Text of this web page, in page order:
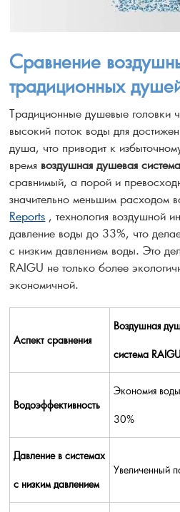
Сравнение
традиционных
Традиционные душевые головки
высокий поток воды для
душа, что приводит к
время воздушная душевая
сравнимый, а порой и
значительно меньшим расходом
Reports , технология воздушной
давление воды до 33%, что
с низким давлением воды. Это
RAIGU не только более
экономичной.
Аспект сравнения
Воздушная
система RAIGU
Водоэффективность
Экономия
30%
Давление в системах
с низким давлением
Увеличенный